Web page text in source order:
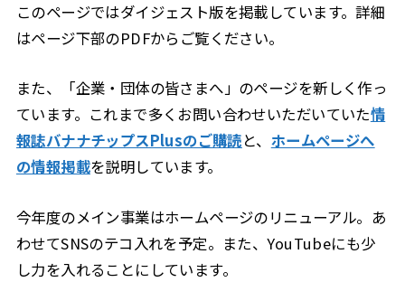
このページではダイジェスト版を掲載しています。詳細
はページ下部のPDFからご覧ください。
また、「企業・団体の皆さまへ」のページを新しく作っ
ています。これまで多くお問い合わせいただいていた情
報誌バナナチップスPlusのご購読と、 ホームページへ
の情報掲載を説明しています。
今年度のメイン事業はホームページのリニューアル。あ
わせてSNSのテコ入れを予定。また、YouTubeにも少
し力を入れることにしています。